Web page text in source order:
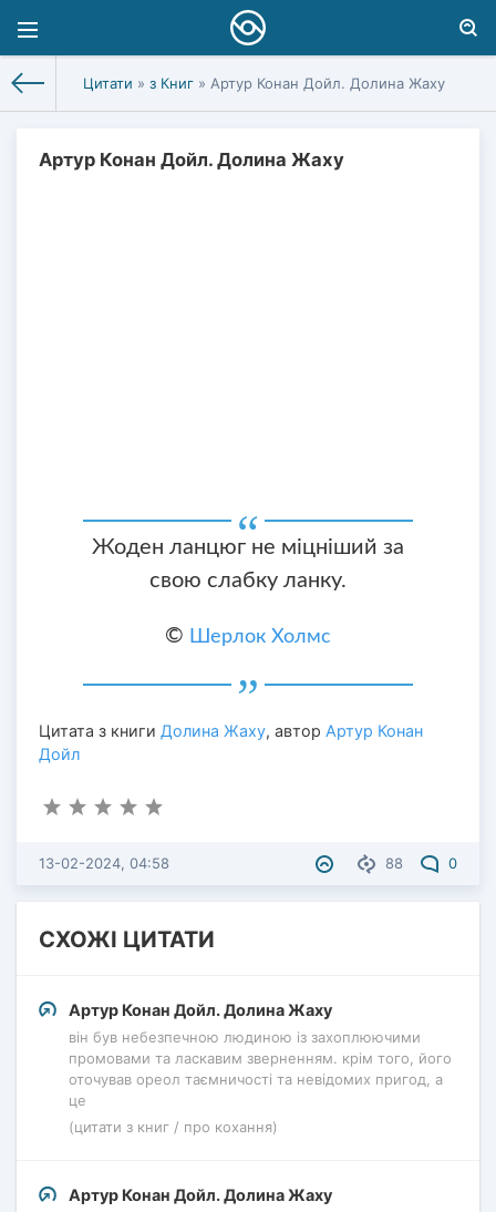
Цитати » з Книг » Артур Конан Дойл. Долина Жаху
Артур Конан Дойл. Долина Жаху
Жоден ланцюг не міцніший за
свою слабку ланку.
© Шерлок Холмс
Цитата з книги Долина Жаху, автор Артур Конан
Дойл
88 0
13-02-2024, 04:58
СХОЖІ ЦИТАТИ
Артур Конан Дойл. Долина Жаху
він був небезпечною людиною із захоплюючими
промовами та ласкавим зверненням. крім того, його
оточував ореол таємничості та невідомих пригод, а
це
(цитати з книг / про кохання)
Артур Конан Дойл. Долина Жаху